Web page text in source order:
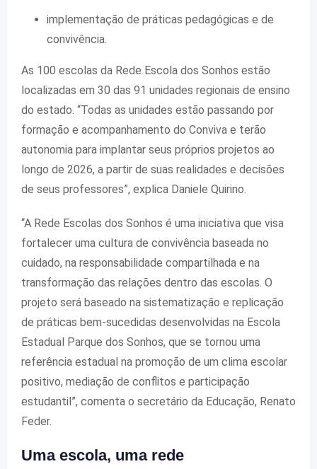
implementação de práticas pedagógicas e de
convivência.
As 100 escolas da Rede Escola dos Sonhos estão
localizadas em 30 das 91 unidades regionais de ensino
do estado. “Todas as unidades estão passando por
formação e acompanhamento do Conviva e terão
autonomia para implantar seus próprios projetos ao
longo de 2026, a partir de suas realidades e decisões
de seus professores”, explica Daniele Quirino.
“A Rede Escolas dos Sonhos é uma iniciativa que visa
fortalecer uma cultura de convivência baseada no
cuidado, na responsabilidade compartilhada e na
transformação das relações dentro das escolas. O
projeto será baseado na sistematização e replicação
de práticas bem-sucedidas desenvolvidas na Escola
Estadual Parque dos Sonhos, que se tornou uma
referência estadual na promoção de um clima escolar
positivo, mediação de conflitos e participação
estudantil”, comenta o secretário da Educação, Renato
Feder.
Uma escola, uma rede